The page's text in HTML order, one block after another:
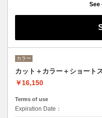
デザインによってご相談しなが
ヘッドスパはオーガニックヘア
使ったoone が自信を持ってお
See
カラー
カット＋カラー＋ショート
￥16,150
Terms of use
Expiration Date：